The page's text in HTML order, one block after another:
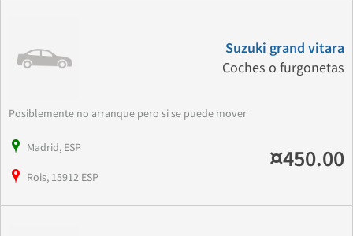
Suzuki grand vitara
Coches o furgonetas
Posiblemente no arranque pero si se puede mover
Madrid, ESP
Rois, 15912 ESP
¤450.00